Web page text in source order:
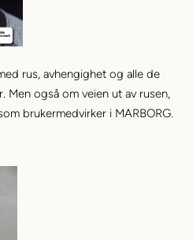
rus, avhengighet og alle de
også om veien ut av rusen,
brukermedvirker i MARBORG.